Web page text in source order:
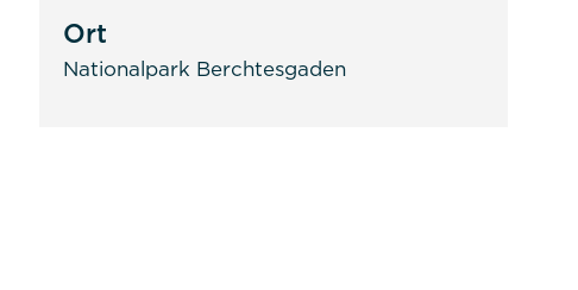
Ort
Nationalpark Berchtesgaden